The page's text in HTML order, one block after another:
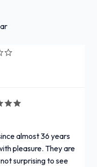
almost 36 years
pleasure. They are
surprising to see